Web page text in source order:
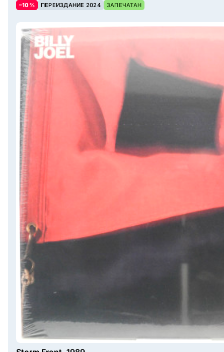
–10% ПЕРЕИЗДАНИЕ 2024 ЗАПЕЧАТАН